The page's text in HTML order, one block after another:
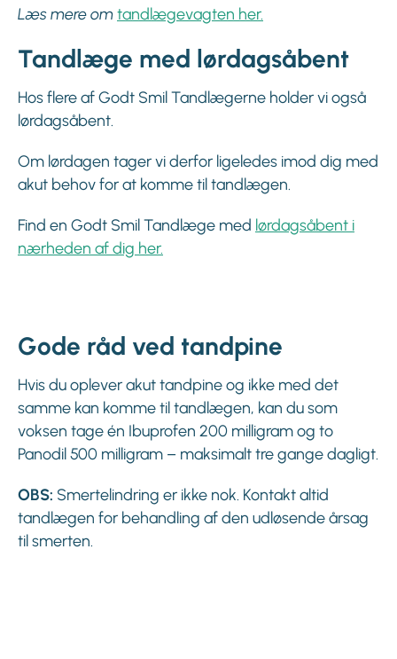
Læs mere omtandlægevagten her.
Tandlæge med lørdagsåbent
Hos flere af Godt Smil Tandlægerne holder vi også
lørdagsåbent.
Om lørdagen tager vi derfor ligeledes imod dig med
akut behov for at komme til tandlægen.
Find en Godt Smil Tandlæge med lørdagsåbent i
nærheden af dig her.
Gode råd ved tandpine
Hvis du oplever akut tandpine og ikke med det
samme kan komme til tandlægen, kan du som
voksen tage én Ibuprofen 200 milligram og to
Panodil 500 milligram – maksimalt tre gange dagligt.
OBS: Smertelindring er ikke nok. Kontakt altid
tandlægen for behandling af den udløsende årsag
til smerten.